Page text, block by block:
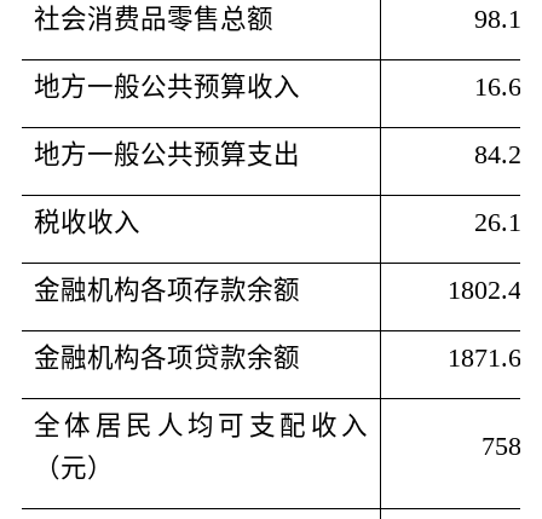
社会消费品零售总额 98.17
地方一般公共预算收入 16.64
地方一般公共预算支出 84.25
税收收入 26.10
金融机构各项存款余额 1802.43
金融机构各项贷款余额 1871.60
全体居民人均可支配收入
（元）
7588